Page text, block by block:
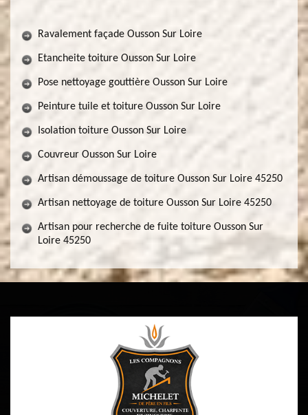
Ravalement façade Ousson Sur Loire
Etancheite toiture Ousson Sur Loire
Pose nettoyage gouttière Ousson Sur Loire
Peinture tuile et toiture Ousson Sur Loire
Isolation toiture Ousson Sur Loire
Couvreur Ousson Sur Loire
Artisan démoussage de toiture Ousson Sur Loire 45250
Artisan nettoyage de toiture Ousson Sur Loire 45250
Artisan pour recherche de fuite toiture Ousson Sur
Loire 45250